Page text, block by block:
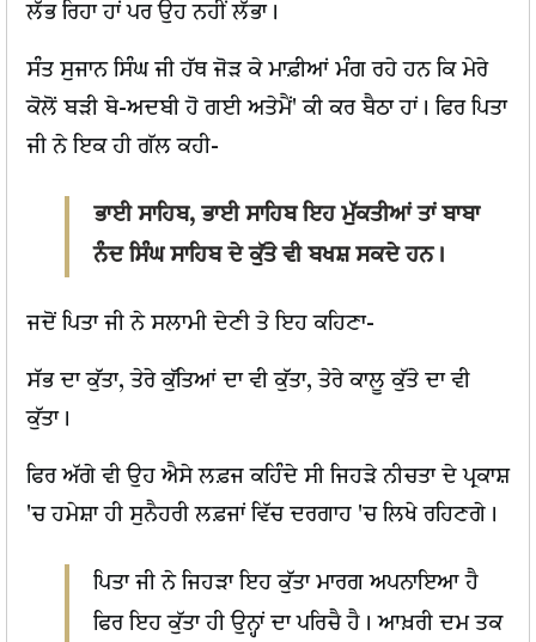
ਲੱਭ ਰਿਹਾ ਹਾਂ ਪਰ ਉਹ ਨਹੀਂ ਲੱਭਾ।
ਸੰਤ ਸੁਜਾਨ ਸਿੰਘ ਜੀ ਹੱਥ ਜੋੜ ਕੇ ਮਾਫ਼ੀਆਂ ਮੰਗ ਰਹੇ ਹਨ ਕਿ ਮੇਰੇ
ਕੋਲੋਂ ਬੜੀ ਬੇ-ਅਦਬੀ ਹੋ ਗਈ ਅਤੇਮੈਂ' ਕੀ ਕਰ ਬੈਠਾ ਹਾਂ। ਫਿਰ ਪਿਤਾ
ਜੀ ਨੇ ਇਕ ਹੀ ਗੱਲ ਕਹੀ-
ਭਾਈ ਸਾਹਿਬ, ਭਾਈ ਸਾਹਿਬ ਇਹ ਮੁੱਕਤੀਆਂ ਤਾਂ ਬਾਬਾ
ਨੰਦ ਸਿੰਘ ਸਾਹਿਬ ਦੇ ਕੁੱਤੇ ਵੀ ਬਖਸ਼ ਸਕਦੇ ਹਨ।
ਜਦੋਂ ਪਿਤਾ ਜੀ ਨੇ ਸਲਾਮੀ ਦੇਣੀ ਤੇ ਇਹ ਕਹਿਣਾ-
ਸੱਭ ਦਾ ਕੁੱਤਾ, ਤੇਰੇ ਕੁੱਤਿਆਂ ਦਾ ਵੀ ਕੁੱਤਾ, ਤੇਰੇ ਕਾਲੂ ਕੁੱਤੇ ਦਾ ਵੀ
ਕੁੱਤਾ।
ਫਿਰ ਅੱਗੇ ਵੀ ਉਹ ਐਸੇ ਲਫ਼ਜ ਕਹਿੰਦੇ ਸੀ ਜਿਹੜੇ ਨੀਚਤਾ ਦੇ ਪ੍ਰਕਾਸ਼
'ਚ ਹਮੇਸ਼ਾ ਹੀ ਸੁਨੈਹਰੀ ਲਫ਼ਜਾਂ ਵਿੱਚ ਦਰਗਾਹ 'ਚ ਲਿਖੇ ਰਹਿਣਗੇ।
ਪਿਤਾ ਜੀ ਨੇ ਜਿਹੜਾ ਇਹ ਕੁੱਤਾ ਮਾਰਗ ਅਪਨਾਇਆ ਹੈ
ਫਿਰ ਇਹ ਕੁੱਤਾ ਹੀ ਉਨ੍ਹਾਂ ਦਾ ਪਰਿਚੈ ਹੈ। ਆਖ਼ਰੀ ਦਮ ਤਕ